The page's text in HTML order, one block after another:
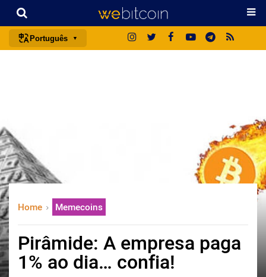
Português
日本語
русский
العربية
ไทย
Home Memecoins
Pirâmide: A empresa paga
1% ao dia… confia!